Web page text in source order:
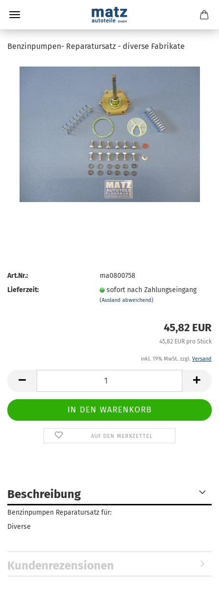
Benzinpumpen- Reparatursatz - diverse Fabrikate
Art.Nr.:
ma0800758
Lieferzeit:
sofort nach Zahlungseingang
(Ausland abweichend)
45,82 EUR
45,82 EUR pro Stück
inkl. 19% MwSt. zzgl. Versand
AUF DEN MERKZETTEL
Beschreibung
Benzinpumpen Reparatursatz für:
Diverse
Kundenrezensionen